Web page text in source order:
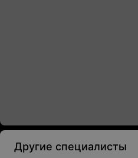
Другие специалисты